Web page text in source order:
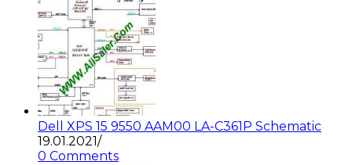
Dell XPS 15 9550 AAM00 LA-C361P Schematic
19.01.2021/
0 Comments